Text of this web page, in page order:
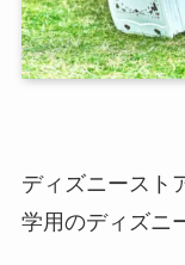
ディズニースト
学用のディズニ